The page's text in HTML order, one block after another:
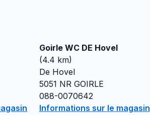
Goirle WC DE Hovel
(4.4 km)
De Hovel
5051 NR GOIRLE
088-0070642
Informations sur le magasin